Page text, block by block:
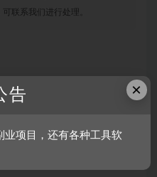
联系我们进行处理。
油管主播的生活2/模拟主播2
×
告
业项目，还有各种工具软